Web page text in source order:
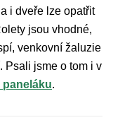
i dveře lze opatřit
jsou vhodné,
venkovní žaluzie
Psali jsme o tom i v
.